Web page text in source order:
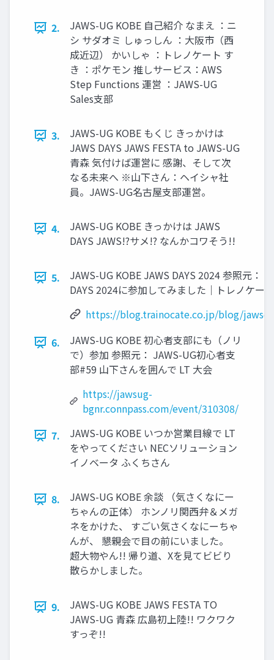
2.
JAWS-UG KOBE 自己紹介 なまえ ：ニ
シ サダオミ しゅっしん ：大阪市（西
成近辺） かいしゃ ：トレノケート す
き ：ポケモン 推しサービス：AWS
Step Functions 運営 ：JAWS-UG
Sales支部
3.
JAWS-UG KOBE もくじ きっかけは
JAWS DAYS JAWS FESTA to JAWS-UG
青森 気付けば運営に 感謝、そして次
なる未来へ ※山下さん：ヘイシャ社
員。JAWS-UG名古屋支部運営。
4.
JAWS-UG KOBE きっかけは JAWS
DAYS JAWS!?サメ!? なんかコワそう!!
5.
JAWS-UG KOBE JAWS DAYS 2024 参照元：
DAYS 2024に参加してみました｜トレノケー
https://blog.trainocate.co.jp/blog/
6.
JAWS-UG KOBE 初心者支部にも（ノリ
で）参加 参照元： JAWS-UG初心者支
部#59 山下さんを囲んで LT 大会
https://jawsug-
bgnr.connpass.com/event/310308/
7.
JAWS-UG KOBE いつか営業目線で LT
をやってください NECソリューション
イノベータ ふくちさん
8.
JAWS-UG KOBE 余談 （気さくなにー
ちゃんの正体） ホンノリ関西弁＆メガ
ネをかけた、 すごい気さくなにーちゃ
んが、 懇親会で目の前にいました。
超大物やん!! 帰り道、Xを見てビビり
散らかしました。
9.
JAWS-UG KOBE JAWS FESTA TO
JAWS-UG 青森 広島初上陸!! ワクワク
すっぞ!!